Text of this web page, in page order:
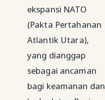
ekspansi NATO
(Pakta Pertahanan
Atlantik Utara),
yang dianggap
sebagai ancaman
bagi keamanan dan